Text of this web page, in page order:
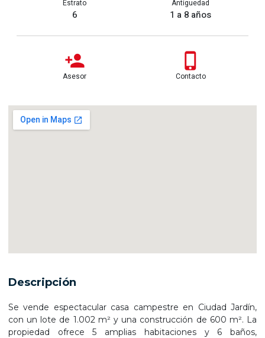
Estrato
6
Antiguedad
1 a 8 años
Asesor Contacto
Descripción
Se vende espectacular casa campestre en Ciudad Jardín,
con un lote de 1.002 m² y una construcción de 600 m². La
propiedad ofrece 5 amplias habitaciones y 6 baños,